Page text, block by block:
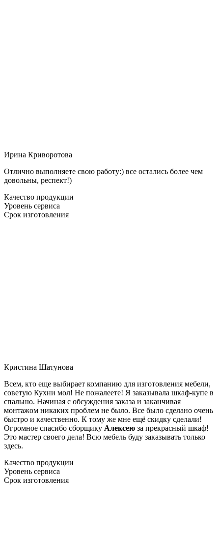
Ирина Криворотова
Отлично выполняете свою работу:) все остались более чем
довольны, респект!)
Качество продукции
Уровень сервиса
Срок изготовления
Кристина Шатунова
Всем, кто еще выбирает компанию для изготовления мебели,
советую Кухни мол! Не пожалеете! Я заказывала шкаф-купе в
спальню. Начиная с обсуждения заказа и заканчивая
монтажом никаких проблем не было. Все было сделано очень
быстро и качественно. К тому же мне ещё скидку сделали!
Огромное спасибо сборщику Алексею за прекрасный шкаф!
Это мастер своего дела! Всю мебель буду заказывать только
здесь.
Качество продукции
Уровень сервиса
Срок изготовления